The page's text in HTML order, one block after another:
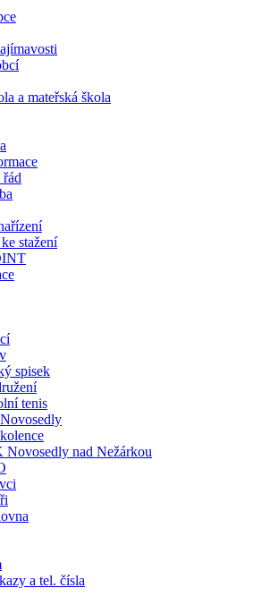
a mateřská škola
stažení
spisek
tenis
Novosedly nad Nežárkou
a tel. čísla